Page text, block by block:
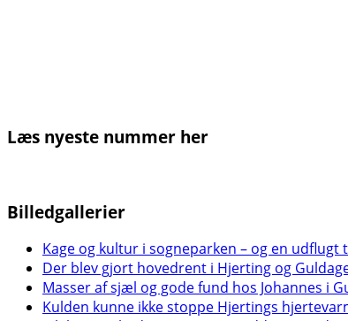
Læs nyeste nummer her
Billedgallerier
Kage og kultur i sogneparken – og en udflugt
Der blev gjort hovedrent i Hjerting og
Masser af sjæl og gode fund hos Johannes i
Kulden kunne ikke stoppe Hjertings